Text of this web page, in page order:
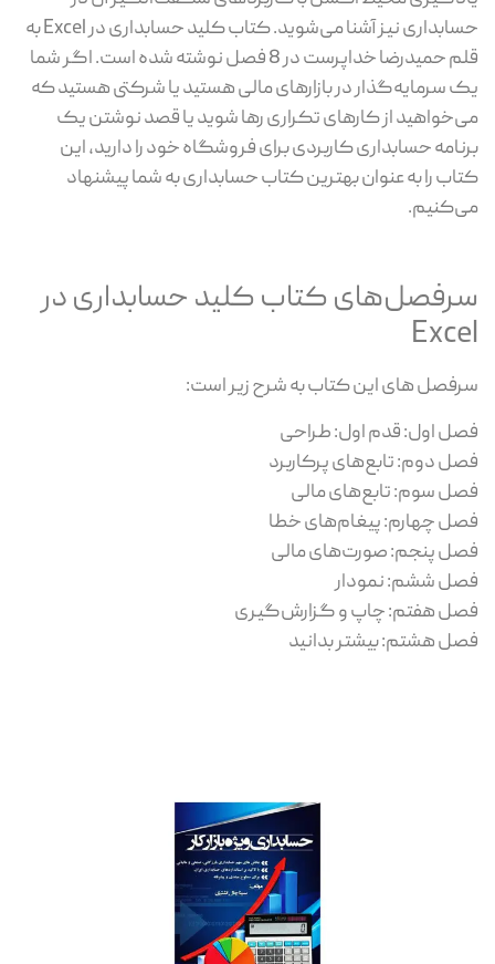
حسابداری نیز آشنا می‌شوید. کتاب کلید حسابداری در Excel به
قلم حمیدرضا خداپرست در 8 فصل نوشته شده است. اگر شما
یک سرمایه‌گذار در بازارهای مالی هستید یا شرکتی هستید که
می‌خواهید از کارهای تکراری رها شوید یا قصد نوشتن یک
برنامه حسابداری کاربردی برای فروشگاه خود را دارید، این
کتاب را به عنوان بهترین کتاب حسابداری به شما پیشنهاد
می‌کنیم.
سرفصل‌های کتاب کلید حسابداری در
Excel
سرفصل های این کتاب به شرح زیر است:
فصل اول: قدم اول: طراحی
فصل دوم: تابع‌های پرکاربرد
فصل سوم: تابع‌های مالی
فصل چهارم: پیغام‌های خطا
فصل پنجم: صورت‌های مالی
فصل ششم: نمودار
فصل هفتم: چاپ و گزارش‌گیری
فصل هشتم: بیشتر بدانید